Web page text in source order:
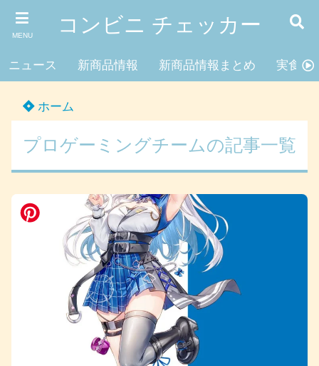
MENU コンビニ チェッカー
ニュース 新商品情報 新商品情報まとめ 実食レ
ホーム
プロゲーミングチームの記事一覧